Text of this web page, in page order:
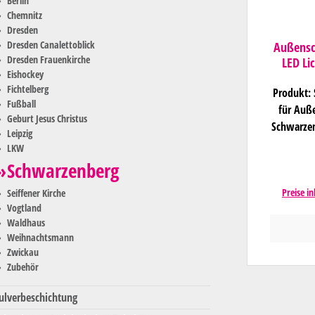
Chemnitz
Dresden
Dresden Canalettoblick
Dresden Frauenkirche
Eishockey
Fichtelberg
Fußball
Geburt Jesus Christus
Leipzig
LKW
Schwarzenberg
Seiffener Kirche
Vogtland
Waldhaus
Weihnachtsmann
Zwickau
Zubehör
LED
Produkt:
für
1000 x
ca. 2,5
Preise